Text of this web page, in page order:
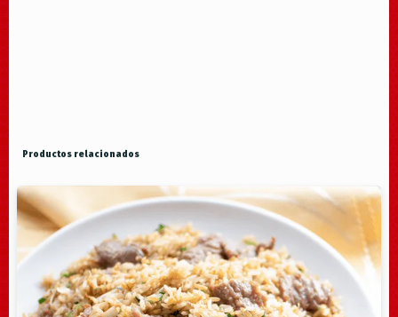
Productos relacionados